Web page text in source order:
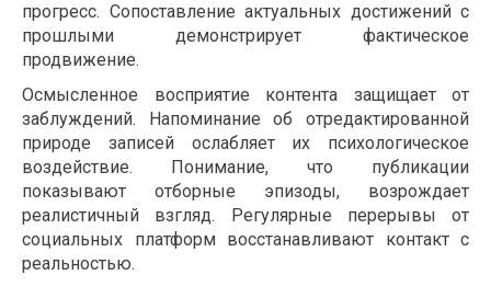
прогресс. Сопоставление актуальных достижений с
прошлыми демонстрирует фактическое
продвижение.
Осмысленное восприятие контента защищает от
заблуждений. Напоминание об отредактированной
природе записей ослабляет их психологическое
воздействие. Понимание, что публикации
показывают отборные эпизоды, возрождает
реалистичный взгляд. Регулярные перерывы от
социальных платформ восстанавливают контакт с
реальностью.